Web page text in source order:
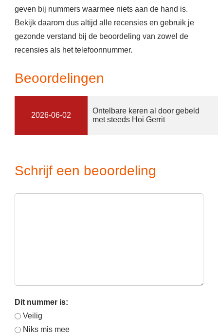
geven bij nummers waarmee niets aan de hand is.
Bekijk daarom dus altijd alle recensies en gebruik je
gezonde verstand bij de beoordeling van zowel de
recensies als het telefoonnummer.
Beoordelingen
2026-06-02
Ontelbare keren al door gebeld
met steeds Hoi Gerrit
Schrijf een beoordeling
Dit nummer is:
Veilig
Niks mis mee